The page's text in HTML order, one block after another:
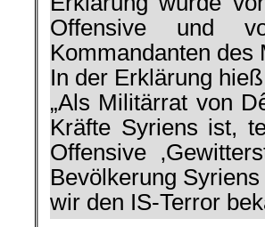
Offensive und
Kommandanten des
In der Erklärung
„Als Militärrat von
Kräfte Syriens ist,
Offensive
Bevölkerung
wir den IS-Terror